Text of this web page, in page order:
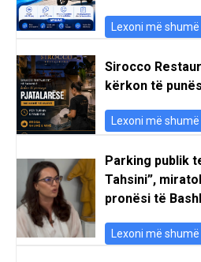
Lexoni më shumë
Sirocco
kërkon të
Lexoni më shumë
Parking publik
Tahsini”,
pronësi të
Lexoni më shumë